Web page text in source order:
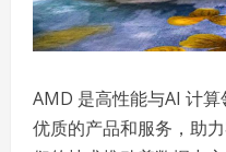
AMD 是高性能与AI 计
优质的产品和服务，助